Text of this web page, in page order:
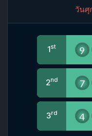
วันศุ
1st 9
2nd 7
3rd 4